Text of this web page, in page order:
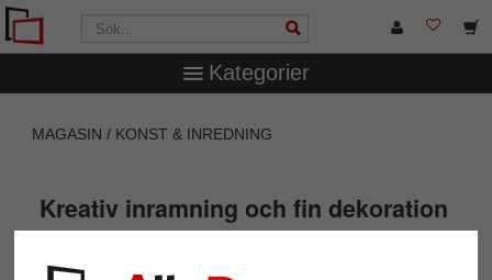
Kategorier
MAGASIN KONST & INREDNING
Kreativ inramning och fin dekoration